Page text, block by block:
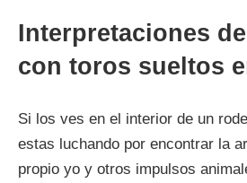
Interpretaciones
con toros sueltos
Si los ves en el interior de un
estas luchando por encontrar la
propio yo y otros impulsos